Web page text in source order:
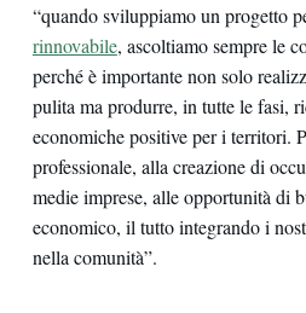
“quando sviluppiamo un progetto
rinnovabile, ascoltiamo sempre le
perché è importante non solo
pulita ma produrre, in tutte le fasi,
economiche positive per i territori.
professionale, alla creazione di
medie imprese, alle opportunità di
economico, il tutto integrando i
nella comunità”.